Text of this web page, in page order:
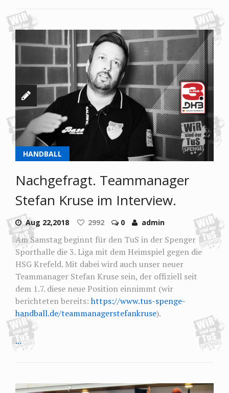
HANDBALL
Nachgefragt. Teammanager
Stefan Kruse im Interview.
Aug 22,2018 2992 0 admin
Am Samstag beginnt für den TuS in der Spenger
Sporthalle die 3. Liga mit dem Heimspiel gegen die
HSG Krefeld. Mit dabei wird auch unser neuer
Teammanager Stefan Kruse sein, der offiziell seit
dem 1.7. diese neue Position einnimmt (wir
berichteten bereits:https://www.tus-spenge-
handball.de/teammanagerstefankruse).
...